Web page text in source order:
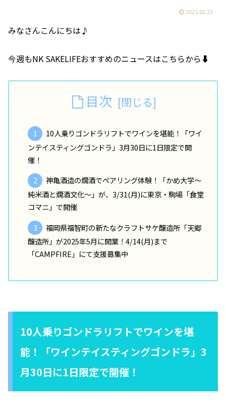
2025.03.23
みなさんこんにちは♪
今週もNK SAKELIFEおすすめのニュースはこちらから⬇️
目次
10人乗りゴンドラリフトでワインを堪能！「ワイ
ンテイスティングゴンドラ」3月30日に1日限定で開
催！
神亀酒造の燗酒でペアリング体験！「かめ大学～
純米酒と燗酒文化～」が、3/31(月)に東京・駒場「食堂
コマニ」で開催
福岡県福智町の新たなクラフトサケ醸造所「天郷
醸造所」が2025年5月に開業！4/14(月)まで
「CAMPFIRE」にて支援募集中
10人乗りゴンドラリフトでワインを堪
能！「ワインテイスティングゴンドラ」3
月30日に1日限定で開催！